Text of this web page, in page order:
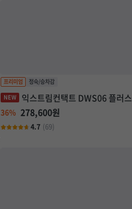
익스트림컨택트 DWS06 플러스
36% 278,600원
4.7 (69)